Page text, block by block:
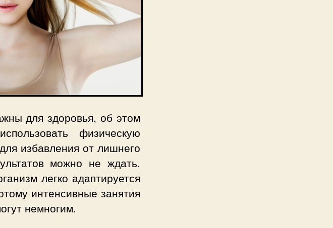
для здоровья, об этом
физическую
избавления от лишнего
можно не ждать.
легко адаптируется
интенсивные занятия
немногим.